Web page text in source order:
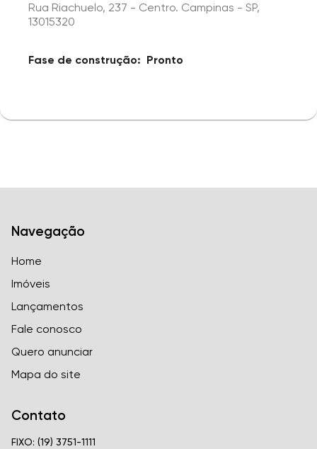
Rua Riachuelo, 237 - Centro. Campinas - SP,
13015320
Fase de construção: Pronto
Navegação
Home
Imóveis
Lançamentos
Fale conosco
Quero anunciar
Mapa do site
Contato
FIXO: (19) 3751-1111